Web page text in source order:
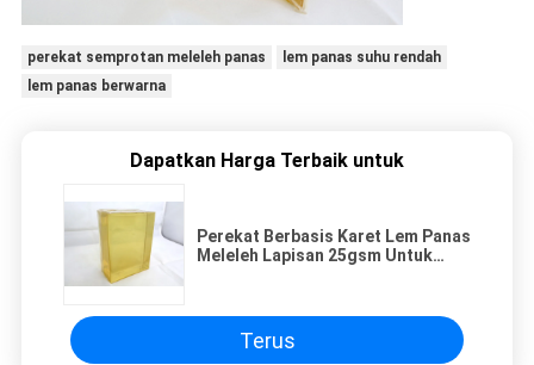
perekat semprotan meleleh panas
lem panas suhu rendah
lem panas berwarna
Dapatkan Harga Terbaik untuk
Perekat Berbasis Karet Lem Panas
Meleleh Lapisan 25gsm Untuk
Terus